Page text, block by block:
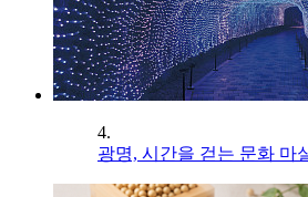
4.
광명, 시간을 걷는 문화 마